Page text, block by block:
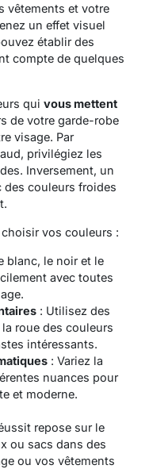
vêtements et votre
un effet visuel
établir des
compte de quelques
qui vous mettent
de votre garde-robe
visage. Par
privilégiez les
Inversement, un
des couleurs froides
vos couleurs :
blanc, le noir et le
avec toutes
: Utilisez des
roue des couleurs
intéressants.
: Variez la
nuances pour
et moderne.
repose sur le
ou sacs dans des
ou vos vêtements